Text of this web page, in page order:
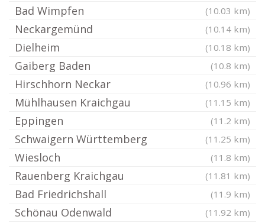
Bad Wimpfen (10.03 km)
Neckargemünd (10.14 km)
Dielheim (10.18 km)
Gaiberg Baden (10.8 km)
Hirschhorn Neckar (10.96 km)
Mühlhausen Kraichgau (11.15 km)
Eppingen (11.2 km)
Schwaigern Württemberg (11.25 km)
Wiesloch (11.8 km)
Rauenberg Kraichgau (11.81 km)
Bad Friedrichshall (11.9 km)
Schönau Odenwald (11.92 km)